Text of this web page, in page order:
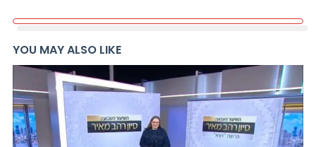
YOU MAY ALSO LIKE